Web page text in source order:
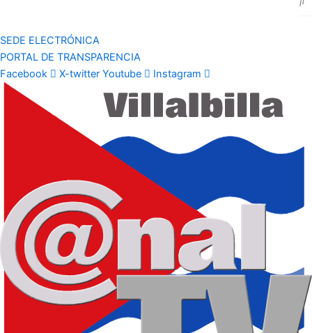
SEDE ELECTRÓNICA
PORTAL DE TRANSPARENCIA
Facebook
X-twitter Youtube Instagram